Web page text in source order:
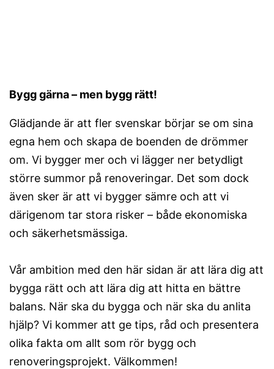
Bygg gärna – men bygg rätt!
Glädjande är att fler svenskar börjar se om sina
egna hem och skapa de boenden de drömmer
om. Vi bygger mer och vi lägger ner betydligt
större summor på renoveringar. Det som dock
även sker är att vi bygger sämre och att vi
därigenom tar stora risker – både ekonomiska
och säkerhetsmässiga.
Vår ambition med den här sidan är att lära dig att
bygga rätt och att lära dig att hitta en bättre
balans. När ska du bygga och när ska du anlita
hjälp? Vi kommer att ge tips, råd och presentera
olika fakta om allt som rör bygg och
renoveringsprojekt. Välkommen!